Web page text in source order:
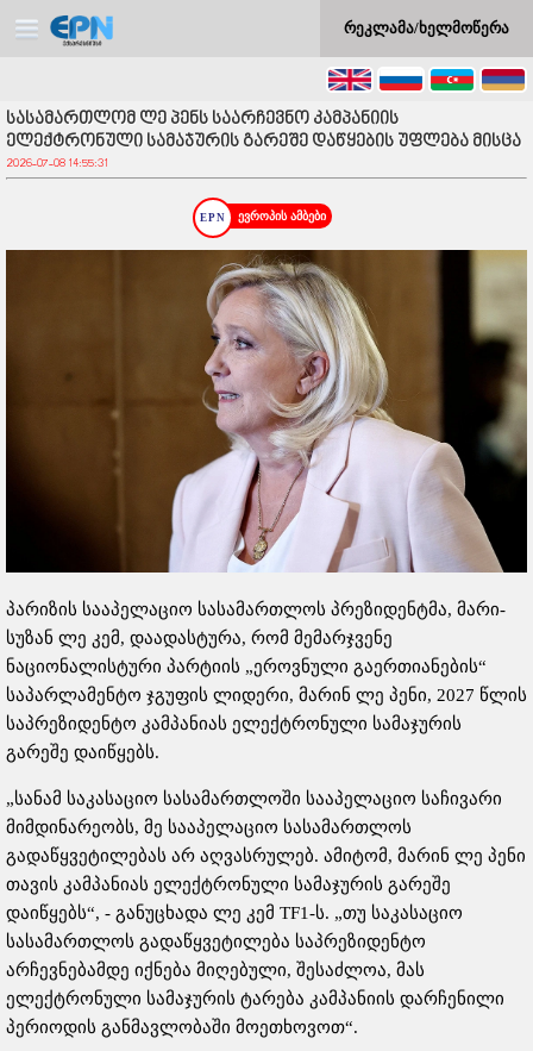
რეკლამა/ხელმოწერა
სასამართლომ ლე პენს საარჩევნო კამპანიის
ელექტრონული სამაჯურის გარეშე დაწყების უფლება მისცა
2026-07-08 14:55:31
ევროპის ამბები
პარიზის სააპელაციო სასამართლოს პრეზიდენტმა, მარი-
სუზან ლე კემ, დაადასტურა, რომ მემარჯვენე
ნაციონალისტური პარტიის „ეროვნული გაერთიანების“
საპარლამენტო ჯგუფის ლიდერი, მარინ ლე პენი, 2027 წლის
საპრეზიდენტო კამპანიას ელექტრონული სამაჯურის
გარეშე დაიწყებს.
„სანამ საკასაციო სასამართლოში სააპელაციო საჩივარი
მიმდინარეობს, მე სააპელაციო სასამართლოს
გადაწყვეტილებას არ აღვასრულებ. ამიტომ, მარინ ლე პენი
თავის კამპანიას ელექტრონული სამაჯურის გარეშე
დაიწყებს“, - განუცხადა ლე კემ TF1-ს. „თუ საკასაციო
სასამართლოს გადაწყვეტილება საპრეზიდენტო
არჩევნებამდე იქნება მიღებული, შესაძლოა, მას
ელექტრონული სამაჯურის ტარება კამპანიის დარჩენილი
პერიოდის განმავლობაში მოეთხოვოთ“.